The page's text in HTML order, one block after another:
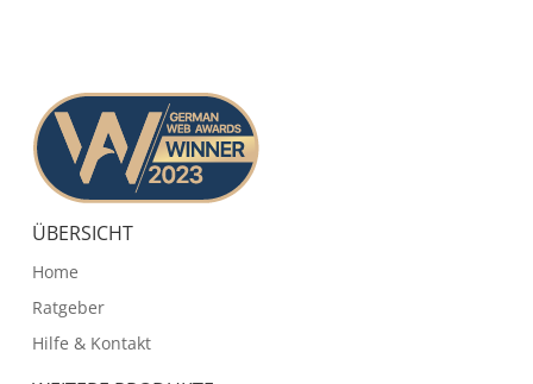
ÜBERSICHT
Home
Ratgeber
Hilfe & Kontakt